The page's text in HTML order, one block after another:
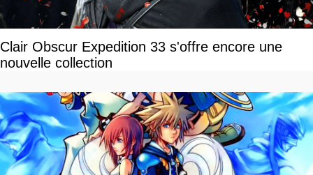
Clair Obscur Expedition 33 s'offre encore une
nouvelle collection